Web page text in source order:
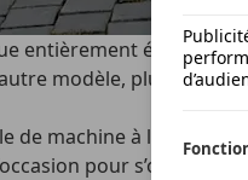
entièrement
modèle, plus grand et
de machine à laver, le
pour s’offrir